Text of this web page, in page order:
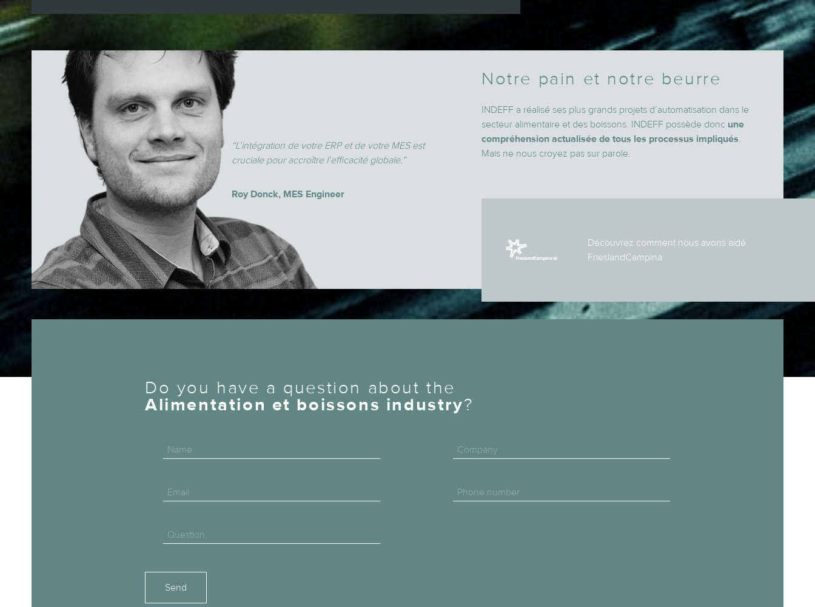
“L’intégration de votre ERP et de votre MES est
cruciale pour accroître l’efficacité globale.”
Roy Donck, MES Engineer
Notre pain et notre beurre
INDEFF a réalisé ses plus grands projets d’automatisation dans le
secteur alimentaire et des boissons. INDEFF possède donc une
compréhension actualisée de tous les processus impliqués
Mais ne nous croyez pas sur parole.
Découvrez comment nous avons aidé
FrieslandCampina
Do you have a question about the
Alimentation et boissons industry?
Name
Email
Question
Company
Phone number